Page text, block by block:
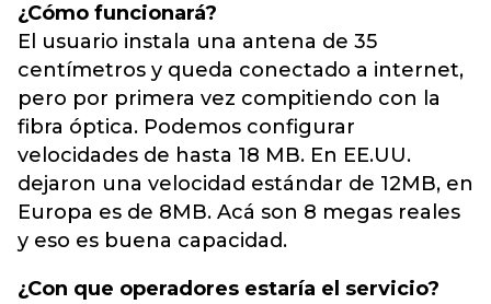
¿Cómo funcionará?
El usuario instala una antena de 35
centímetros y queda conectado a internet,
pero por primera vez compitiendo con la
fibra óptica. Podemos configurar
velocidades de hasta 18 MB. En EE.UU.
dejaron una velocidad estándar de 12MB, en
Europa es de 8MB. Acá son 8 megas reales
y eso es buena capacidad.
¿Con que operadores estaría el servicio?